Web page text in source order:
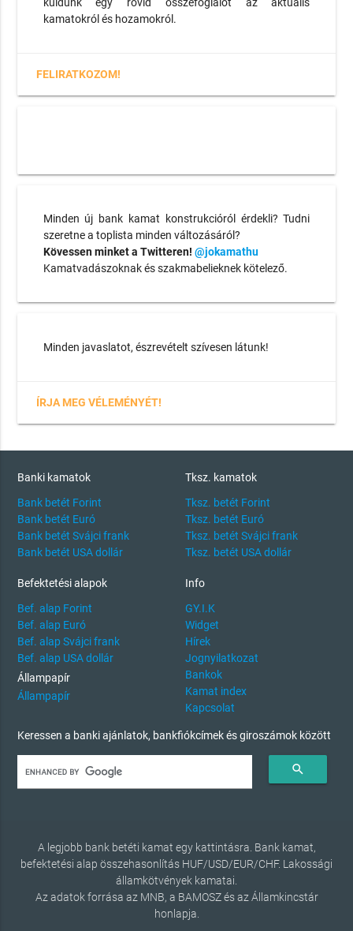
kamatokról és hozamokról.
FELIRATKOZOM!
Minden új bank kamat konstrukcióról érdekli? Tudni
szeretne a toplista minden változásáról?
Kövessen minket a Twitteren! @jokamathu
Kamatvadászoknak és szakmabelieknek kötelező.
Minden javaslatot, észrevételt szívesen látunk!
ÍRJA MEG VÉLEMÉNYÉT!
Banki kamatok
Bank betét Forint
Bank betét Euró
Bank betét Svájci frank
Bank betét USA dollár
Tksz. kamatok
Tksz. betét Forint
Tksz. betét Euró
Tksz. betét Svájci frank
Tksz. betét USA dollár
Befektetési alapok
Bef. alap Forint
Bef. alap Euró
Bef. alap Svájci frank
Bef. alap USA dollár
Állampapír
Állampapír
Info
GY.I.K
Widget
Hírek
Jognyilatkozat
Bankok
Kamat index
Kapcsolat
Keressen a banki ajánlatok, bankfiókcímek és giroszámok között
search
A legjobb bank betéti kamat egy kattintásra. Bank kamat,
befektetési alap összehasonlítás HUF/USD/EUR/CHF. Lakossági
államkötvények kamatai.
Az adatok forrása az MNB, a BAMOSZ és az Államkincstár
honlapja.